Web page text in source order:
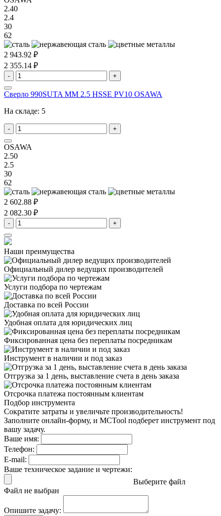
2.40
2.4
30
62
2 943.92 ₽
2 355.14 ₽
- +
Сверло 990SUTA MM 2.5 HSSE PV10 OSAWA
На складе: 5
- +
OSAWA
2.50
2.5
30
62
2 602.88 ₽
2 082.30 ₽
- +
Наши преимущества
Официальный дилер ведущих производителей
Услуги подбора по чертежам
Доставка по всей России
Удобная оплата для юридических лиц
Фиксированная цена без переплаты посредникам
Инструмент в наличии и под заказ
Отгрузка за 1 день, выставление счета в день заказа
Отсрочка платежа постоянным клиентам
Подбор инструмента
Сократите затраты и увеличьте производительность!
Заполните онлайн-форму, и MCTool подберет инструмент под
вашу задачу.
Ваше имя:
Телефон:
E-mail:
Ваше техническое задание и чертежи:
Выберите файл
Файл не выбран
Опишите задачу: